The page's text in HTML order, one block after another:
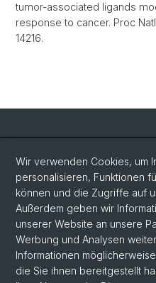
tumor-associated ligands
response to cancer. Proc Natl
14216.
Social Media
LinkedIn
Bluesky
Vimeo
Wir verwenden Cookies, um
personalisieren, Funktionen
können und die Zugriffe auf
Außerdem geben wir
unserer Website an unsere
Werbung und Analysen
Informationen
die Sie ihnen bereitgestellt